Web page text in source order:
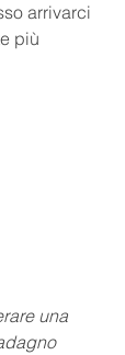
arrivarci
più
una